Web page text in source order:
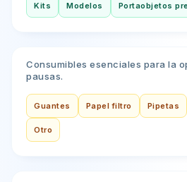
Kits Modelos Portaobjetos
Consumibles esenciales para la
pausas.
Guantes Papel filtro Pipetas
Otro